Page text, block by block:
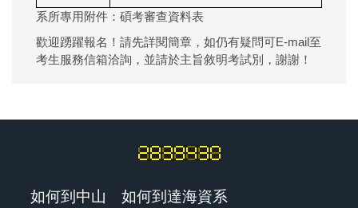
系所專用附件： 碩考審查資料表
歡迎踴躍報名！請先詳閱簡章，如仍有疑問可E-mail至
考生服務信箱洽詢，並請於主旨敘明考試別，謝謝！
如何到中山 如何到達海資系